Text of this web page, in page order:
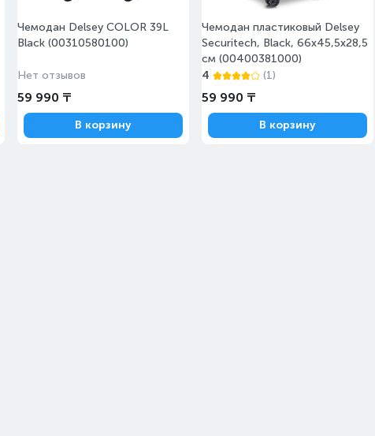
Чемодан Delsey COLOR 39L
Black (00310580100)
Нет отзывов
59 990 ₸
В корзину
Чемодан пластиковый Delsey
Securitech, Black, 66x45,5x28,5
см (00400381000)
4
(1)
59 990 ₸
В корзину